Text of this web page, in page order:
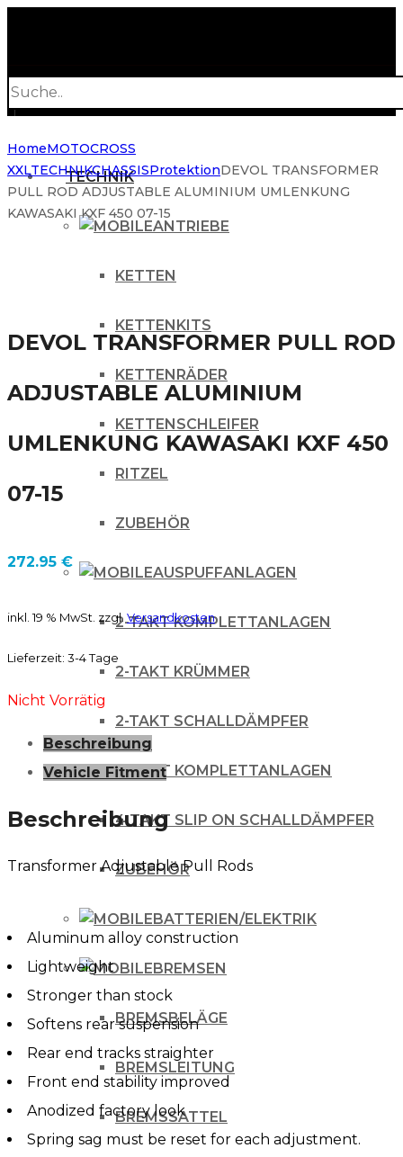
search
TECHNIK
ANTRIEBE
KETTEN
KETTENKITS
KETTENRÄDER
KETTENSCHLEIFER
RITZEL
ZUBEHÖR
AUSPUFFANLAGEN
2-TAKT KOMPLETTANLAGEN
2-TAKT KRÜMMER
2-TAKT SCHALLDÄMPFER
4 TAKT KOMPLETTANLAGEN
4 TAKT SLIP ON SCHALLDÄMPFER
ZUBEHÖR
BATTERIEN/ELEKTRIK
BREMSEN
BREMSBELÄGE
BREMSLEITUNG
BREMSSATTEL
HomeMOTOCROSS
XXLTECHNIKCHASSISProtektionDEVOL TRANSFORMER
PULL ROD ADJUSTABLE ALUMINIUM UMLENKUNG
KAWASAKI KXF 450 07-15
DEVOL TRANSFORMER PULL ROD
ADJUSTABLE ALUMINIUM
UMLENKUNG KAWASAKI KXF 450
07-15
272.95 €
inkl. 19 % MwSt. zzgl. Versandkosten
Lieferzeit: 3-4 Tage
Nicht Vorrätig
Beschreibung
Vehicle Fitment
Beschreibung
Transformer Adjustable Pull Rods
Aluminum alloy construction
Lightweight
Stronger than stock
Softens rear suspension
Rear end tracks straighter
Front end stability improved
Anodized factory look
Spring sag must be reset for each adjustment.